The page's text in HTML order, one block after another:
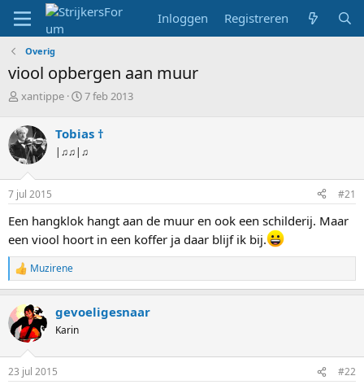
Inloggen Registreren
Overig
viool opbergen aan muur
T
p
i
c
s
t
a
t
e
r
xantippe
S
r
t
a
m
7 feb 2013
Tobias †
|♫♫|♫
7 jul 2015 #21
Een hangklok hangt aan de muur en ook een schilderij. Maar
een viool hoort in een koffer ja daar blijf ik bij.
W
a
r
d
e
n
Muzirene
gevoeligesnaar
Karin
23 jul 2015 #22